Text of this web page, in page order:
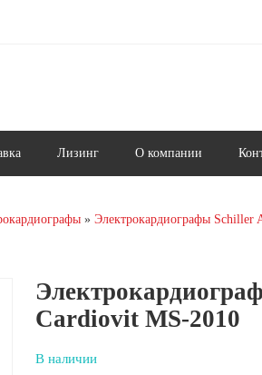
Лизинг О компании
Электрокардиографы Schiller
Cardiovit MS-2010
В наличии